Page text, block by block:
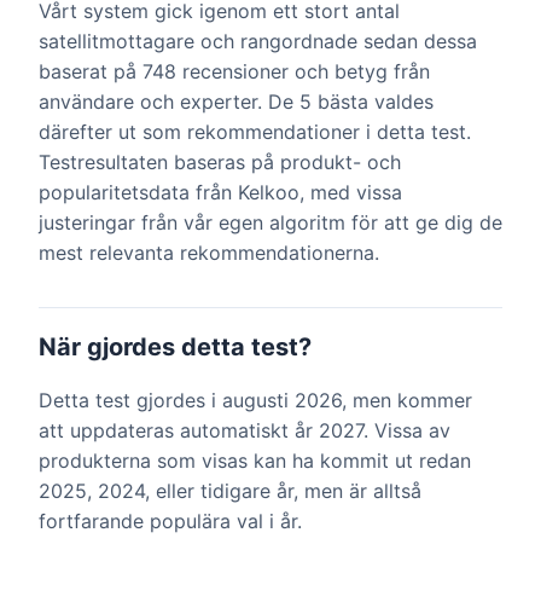
Vårt system gick igenom ett stort antal
satellitmottagare och rangordnade sedan dessa
baserat på 748 recensioner och betyg från
användare och experter. De 5 bästa valdes
därefter ut som rekommendationer i detta test.
Testresultaten baseras på produkt- och
popularitetsdata från Kelkoo, med vissa
justeringar från vår egen algoritm för att ge dig de
mest relevanta rekommendationerna.
När gjordes detta test?
Detta test gjordes i augusti 2026, men kommer
att uppdateras automatiskt år 2027. Vissa av
produkterna som visas kan ha kommit ut redan
2025, 2024, eller tidigare år, men är alltså
fortfarande populära val i år.